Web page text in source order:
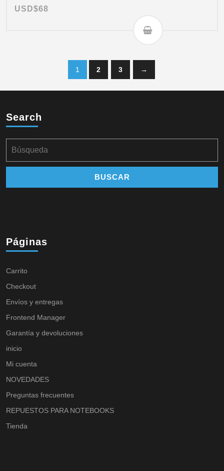
USD$68
1 2 3 →
Search
Páginas
Carrito
Checkout
Envíos y entregas
Frontend Manager
Garantía y devoluciones
inicio
Mi cuenta
NOVEDADES
Preguntas frecuentes
REPUESTOS PARA NOTEBOOKS
Tienda